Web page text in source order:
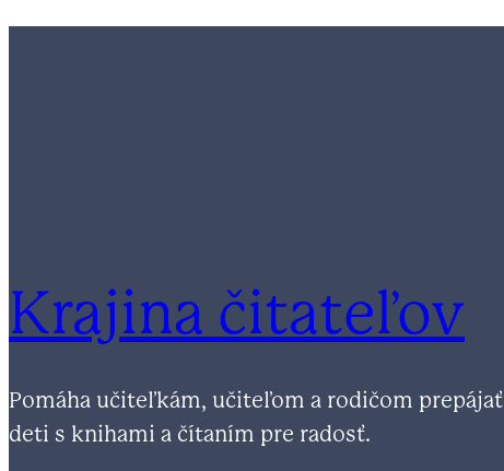
Krajina čitateľov
Pomáha učiteľkám, učiteľom a rodičom prepájať
deti s knihami a čítaním pre radosť.